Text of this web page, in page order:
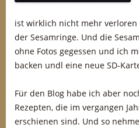
ist wirklich nicht mehr
der Sesamringe. Und die
ohne Fotos gegessen und ich
backen undl eine neue SD-
Für den Blog habe ich aber
Rezepten, die im vergangen
erschienen sind. Und so